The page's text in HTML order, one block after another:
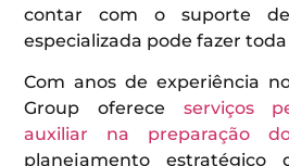
contar com o suporte
especializada pode fazer
Com anos de experiência
Group oferece serviços
auxiliar na preparação
planejamento